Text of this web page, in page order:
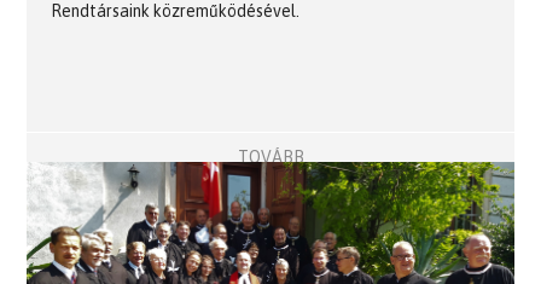
Rendtársaink közreműködésével.
TOVÁBB